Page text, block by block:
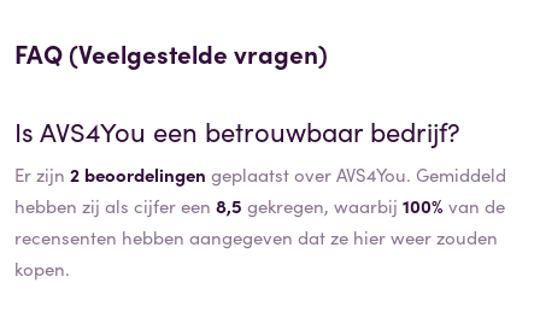
FAQ (Veelgestelde vragen)
IsAVS4You een betrouwbaar bedrijf?
Er zijn 2 beoordelingen geplaatst over AVS4You. Gemiddeld
hebben zij als cijfer een 8,5 gekregen, waarbij 100% van de
recensenten hebben aangegeven dat ze hier weer zouden
kopen.